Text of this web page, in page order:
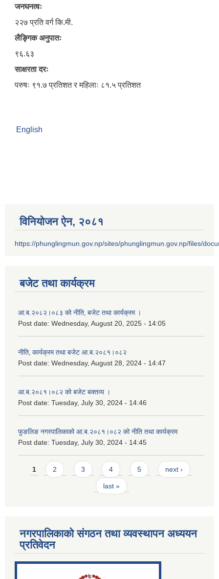
जनघनत्वः
२२७ प्रति वर्ग कि.मी.
लैङ्गिक अनुपातः
९६.६३
साक्षरता दरः
परुषः ९१.७ प्रतिशत र महिलाः ८१.५ प्रतिशत
English
विनियोजन ऐन‚ २०८१
https://phunglingmun.gov.np/sites/phunglingmun.gov.np/files/
बजेट तथा कार्यक्रम
आ.ब.२०८२।०८३ को नीति‚ बजेट तथा कार्यक्रम ।
Post date: Wednesday, August 20, 2025 - 14:05
नीति‚ कार्यक्रम तथा बजेट आ.ब.२०८१।०८२
Post date: Wednesday, August 28, 2024 - 14:47
आ.ब.२०८१।०८२ को बजेट बक्तव्य ।
Post date: Tuesday, July 30, 2024 - 14:46
फुङलिङ नगरपालिकाको आ.ब.२०८१।०८२ को नीति तथा कार्यक्रम
Post date: Tuesday, July 30, 2024 - 14:45
Pages
1 2 3 4 5 next ›
last »
नगरपालिकाको संगठन तथा व्यवस्थापन अध्ययन
प्रतिवेदन